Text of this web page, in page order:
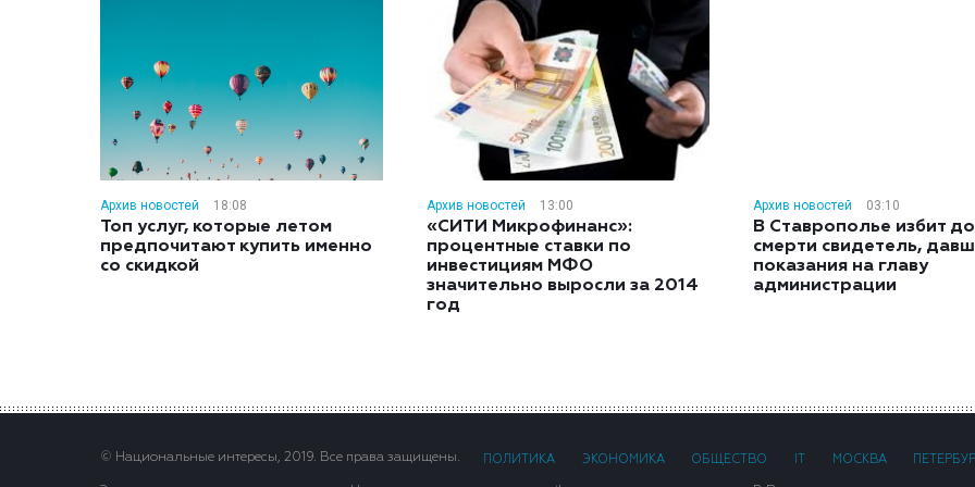
Архив новостей 18:08
Топ услуг, которые летом
предпочитают купить именно
со скидкой
Архив новостей 13:00
«СИТИ Микрофинанс»:
процентные ставки по
инвестициям МФО
значительно выросли за 2014
год
Архив новостей 03:10
В Ставрополье избит до
смерти свидетель,
показания на главу
администрации
© Национальные интересы, 2019. Все права защищены. ПОЛИТИКА ЭКОНОМИКА ОБЩЕСТВО МОСКВА